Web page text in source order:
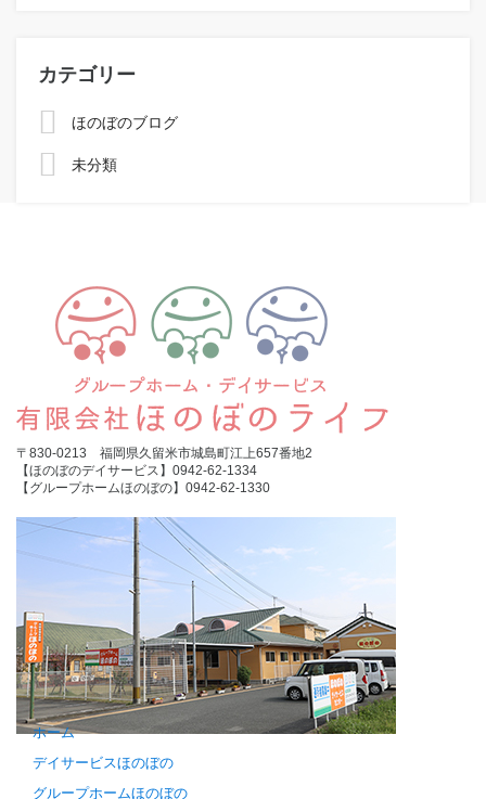
カテゴリー
ほのぼのブログ
未分類
〒830-0213 福岡県久留米市城島町江上657番地2
【ほのぼのデイサービス】0942-62-1334
【グループホームほのぼの】0942-62-1330
ホーム
デイサービスほのぼの
グループホームほのぼの